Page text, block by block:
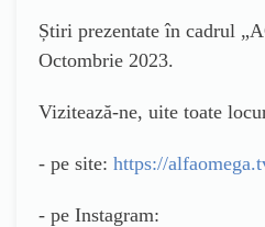
Știri prezentate în cadrul
Octombrie 2023.
Vizitează-ne, uite toate
- pe site: https://
- pe Instagram: